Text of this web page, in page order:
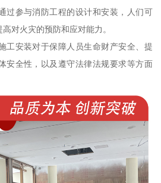
过参与消防工程的设计和安装，人们可
对火灾的预防和应对能力。
工安装对于保障人员生命财产安全、提
安全性，以及遵守法律法规要求等方面